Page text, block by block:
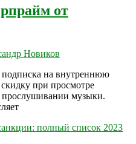
от
Новиков
на внутреннюю
скидку при просмотре
прослушивании музыки.